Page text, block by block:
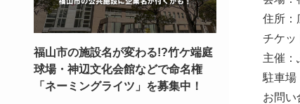
住所：
チケッ
主催：
駐車場
お問い
福山市の施設名が変わる!?竹ケ端庭
球場・神辺文化会館などで命名権
「ネーミングライツ」を募集中！